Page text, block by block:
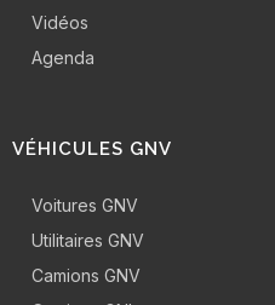
Vidéos
Agenda
VÉHICULES GNV
Voitures GNV
Utilitaires GNV
Camions GNV